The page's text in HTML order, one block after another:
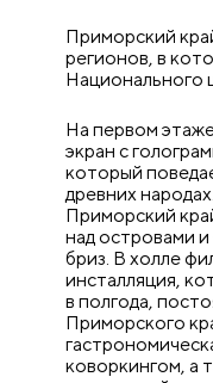
Приморский
регионов, в
Национального
На первом
экран с
который
древних
Приморский
над островами
бриз. В холле
инсталляция,
в полгода,
Приморского
коворкингом, а